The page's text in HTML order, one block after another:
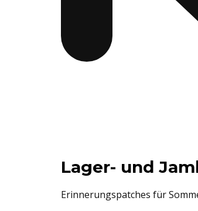
Lager- und
Erinnerungspatches für